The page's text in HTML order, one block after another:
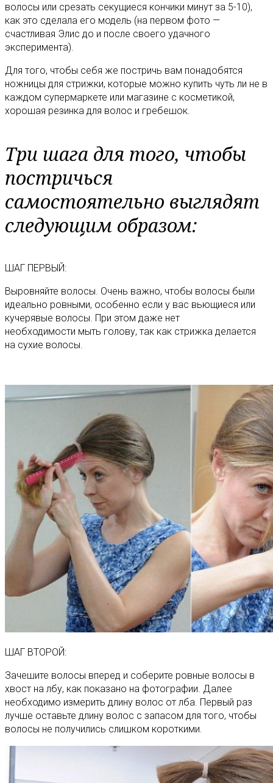
волосы или срезать секущиеся кончики минут за 5-10),
как это сделала его модель (на первом фото —
счастливая Элис до и после своего удачного
эксперимента).
Для того, чтобы себя же постричь вам понадобятся
ножницы для стрижки, которые можно купить чуть ли не в
каждом супермаркете или магазине с косметикой,
хорошая резинка для волос и гребешок.
Три шага для того, чтобы
постричься
самостоятельно выглядят
следующим образом:
ШАГ ПЕРВЫЙ:
Выровняйте волосы. Очень важно, чтобы волосы были
идеально ровными, особенно если у вас вьющиеся или
кучерявые волосы. При этом даже нет
необходимости мыть голову, так как стрижка делается
на сухие волосы.
ШАГ ВТОРОЙ:
Зачешите волосы вперед и соберите ровные волосы в
хвост на лбу, как показано на фотографии. Далее
необходимо измерить длину волос от лба. Первый раз
лучше оставьте длину волос с запасом для того, чтобы
волосы не получились слишком короткими.